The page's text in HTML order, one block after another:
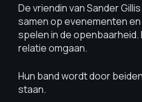
De vriendin van Sander
samen op evenementen
spelen in de
relatie omgaan.
Hun band wordt door
staan.